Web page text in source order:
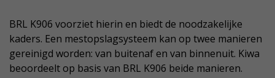
BRL K906 voorziet hierin en biedt de noodzakelijke
kaders. Een mestopslagsysteem kan op twee manieren
gereinigd worden: van buitenaf en van binnenuit. Kiwa
beoordeelt op basis van BRL K906 beide manieren.